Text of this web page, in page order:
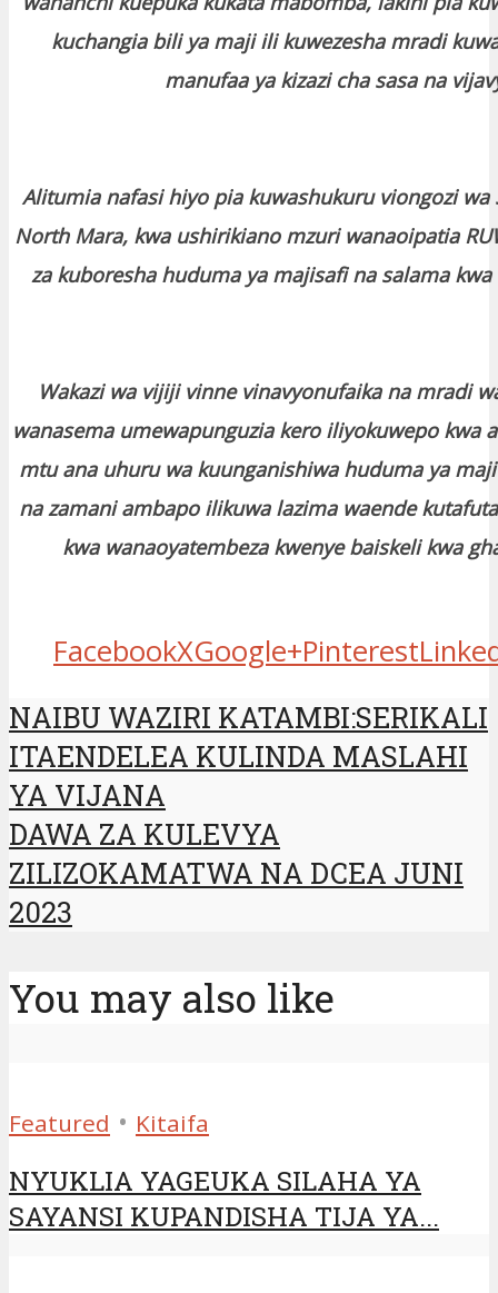
kuchangia bili ya maji ili kuwezesha mradi
manufaa ya kizazi cha sasa na
Alitumia nafasi hiyo pia kuwashukuru viongozi wa
North Mara, kwa ushirikiano mzuri wanaoipatia
za kuboresha huduma ya majisafi na salama
Wakazi wa vijiji vinne vinavyonufaika na mradi
wanasema umewapunguzia kero iliyokuwepo kwa
mtu ana uhuru wa kuunganishiwa huduma ya
na zamani ambapo ilikuwa lazima waende
kwa wanaoyatembeza kwenye baiskeli kwa
FacebookXGoogle+Pinterest
NAIBU WAZIRI KATAMBI:SERIKALI
ITAENDELEA KULINDA MASLAHI
YA VIJANA
DAWA ZA KULEVYA
ZILIZOKAMATWA NA DCEA JUNI
2023
You may also like
Featured • Kitaifa
NYUKLIA YAGEUKA SILAHA YA
SAYANSI KUPANDISHA TIJA YA...